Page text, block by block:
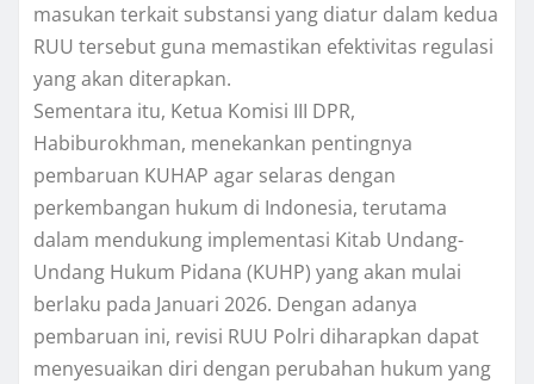
masukan terkait substansi yang diatur dalam kedua
RUU tersebut guna memastikan efektivitas regulasi
yang akan diterapkan.
Sementara itu, Ketua Komisi III DPR,
Habiburokhman, menekankan pentingnya
pembaruan KUHAP agar selaras dengan
perkembangan hukum di Indonesia, terutama
dalam mendukung implementasi Kitab Undang-
Undang Hukum Pidana (KUHP) yang akan mulai
berlaku pada Januari 2026. Dengan adanya
pembaruan ini, revisi RUU Polri diharapkan dapat
menyesuaikan diri dengan perubahan hukum yang